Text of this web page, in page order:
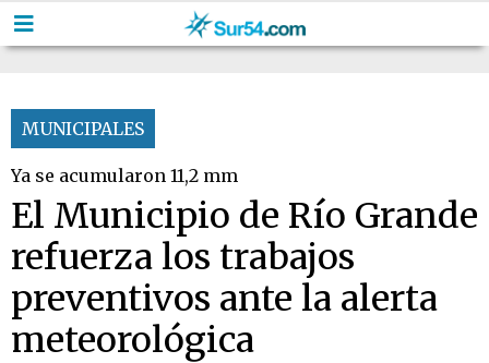
MUNICIPALES
Ya se acumularon 11,2 mm
El Municipio de Río Grande
refuerza los trabajos
preventivos ante la alerta
meteorológica